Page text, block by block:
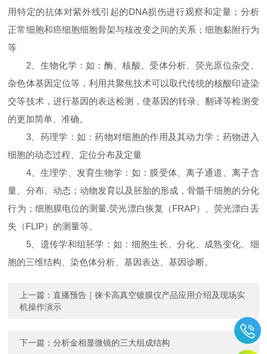
用特定的抗体对紫外线引起的DNA损伤进行观察和定量；分析
正常细胞和癌细胞细胞骨架与核改变之间的关系；细胞黏附行为
等
2、生物化学：如：酶、核酸、受体分析、荧光原位杂交、
杂色体基因定位等，利用共聚焦技术可以取代传统的核酸印迹染
交等技术，进行基因的表达检测，使基因的转录、翻译等检测变
的更加简单、准确。
3、药理学：如：药物对细胞的作用及其动力学；药物进入
细胞的动态过程、定位分布及定量
4、生理学、发育生物学：如：膜受体、离子通道、离子含
量、分布、动态；动物发育以及胚胎的形成，骨髓干细胞的分化
行为；细胞膜电位的测量.荧光漂白恢复（FRAP）、荧光漂白丢
失（FLIP）的测量等。
5、遗传学和组胚学：如：细胞生长、分化、成熟变化、细
胞的三维结构、染色体分析、基因表达、基因诊断。
上一篇：直播预告｜徕卡高真空镀膜仪产品应用介绍及现场实
机操作演示
下一篇：分析金相显微镜的三大组成结构